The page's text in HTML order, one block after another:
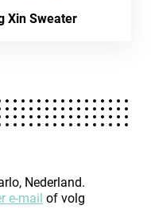
Xin Sweater
Nederland.
e-mail of volg